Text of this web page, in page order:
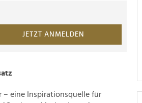
JETZT ANMELDEN
– eine Inspirationsquelle für